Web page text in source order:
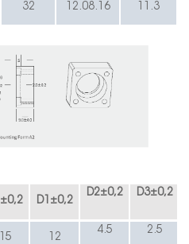
32 12.08.16 11.3
±0,2 D1 ±0,2
D2±0,2 D3±0,2
15 12
4.5 2.5